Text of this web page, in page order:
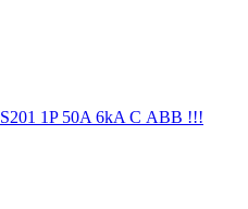
1P 50A 6kA С ABB !!!